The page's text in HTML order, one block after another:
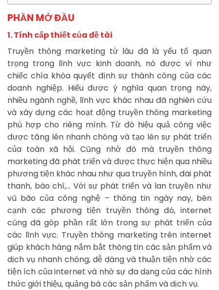
PHẦN MỞ ĐẦU
1. Tính cấp thiết của đề tài
Truyền thông marketing từ lâu đã là yếu tố quan
trọng trong lĩnh vực kinh doanh, nó được ví như
chiếc chìa khóa quyết định sự thành công của các
doanh nghiệp. Hiểu được ý nghĩa quan trọng này,
nhiều ngành nghề, lĩnh vực khác nhau đã nghiên cứu
và xây dựng các hoạt động truyền thông marketing
phù hợp cho riêng mình. Từ đó hiệu quả công việc
được tăng lên nhanh chóng và tạo lên sự phát triển
của toàn xã hội. Cũng nhờ đó mà truyền thông
marketing đã phát triển và được thực hiện qua nhiều
phương tiện khác nhau như qua truyền hình, đài phát
thanh, báo chí,… Với sự phát triển và lan truyền như
vũ bão của công nghệ – thông tin ngày nay, bên
cạnh các phương tiện truyền thông đó, internet
cũng đã góp phần rất lớn trong sự phát triển của
các lĩnh vực. Truyền thông marketing trên internet
giúp khách hàng nắm bắt thông tin các sản phẩm và
dịch vụ nhanh chóng, dễ dàng và thuận tiện nhờ các
tiện ích của internet và nhờ sự đa dạng của các hình
thức giới thiệu, quảng bá các sản phẩm và dịch vụ.